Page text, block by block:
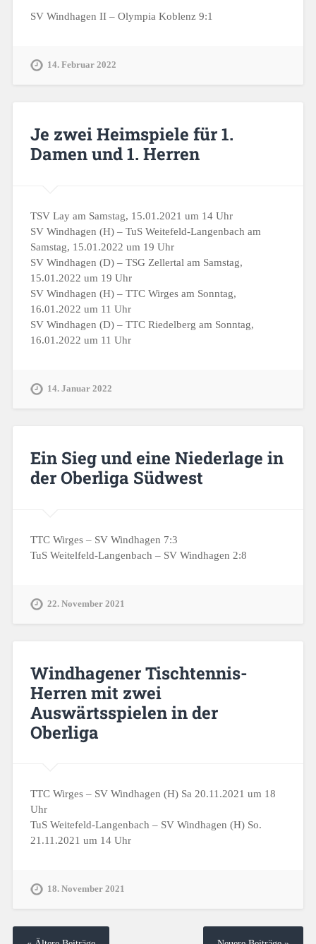
SV Windhagen II – Olympia Koblenz 9:1
14. Februar 2022
Je zwei Heimspiele für 1.
Damen und 1. Herren
TSV Lay am Samstag, 15.01.2021 um 14 Uhr
SV Windhagen (H) – TuS Weitefeld-Langenbach am
Samstag, 15.01.2022 um 19 Uhr
SV Windhagen (D) – TSG Zellertal am Samstag,
15.01.2022 um 19 Uhr
SV Windhagen (H) – TTC Wirges am Sonntag,
16.01.2022 um 11 Uhr
SV Windhagen (D) – TTC Riedelberg am Sonntag,
16.01.2022 um 11 Uhr
14. Januar 2022
Ein Sieg und eine Niederlage in
der Oberliga Südwest
TTC Wirges – SV Windhagen 7:3
TuS Weitelfeld-Langenbach – SV Windhagen 2:8
22. November 2021
Windhagener Tischtennis-
Herren mit zwei
Auswärtsspielen in der
Oberliga
TTC Wirges – SV Windhagen (H) Sa 20.11.2021 um 18
Uhr
TuS Weitefeld-Langenbach – SV Windhagen (H) So.
21.11.2021 um 14 Uhr
18. November 2021